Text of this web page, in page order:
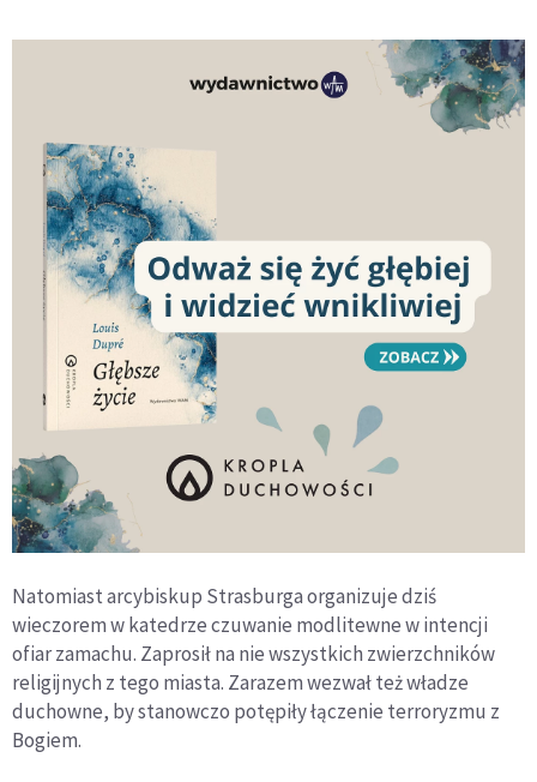
Natomiast arcybiskup Strasburga organizuje dziś
wieczorem w katedrze czuwanie modlitewne w intencji
ofiar zamachu. Zaprosił na nie wszystkich zwierzchników
religijnych z tego miasta. Zarazem wezwał też władze
duchowne, by stanowczo potępiły łączenie terroryzmu z
Bogiem.